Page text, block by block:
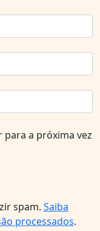
para a próxima vez
spam. Saiba
processados.